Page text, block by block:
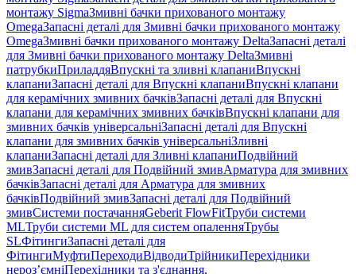
монтажу SigmaЗмивні бачки прихованого монтажу
OmegaЗапасні деталі для Змивні бачки прихованого монтажу
OmegaЗмивні бачки прихованого монтажу DeltaЗапасні деталі
для Змивні бачки прихованого монтажу DeltaЗмивні
патрубкиПриладдяВпускні та зливні клапаниВпускні
клапаниЗапасні деталі для Впускні клапаниВпускні клапани
для керамічних змивних бачківЗапасні деталі для Впускні
клапани для керамічних змивних бачківВпускні клапани для
змивних бачків універсальніЗапасні деталі для Впускні
клапани для змивних бачків універсальніЗливні
клапаниЗапасні деталі для Зливні клапаниПодвійний
змивЗапасні деталі для Подвійний змивАрматура для змивних
бачкiвЗапасні деталі для Арматура для змивних
бачкiвПодвійний змивЗапасні деталі для Подвійний
змивСистеми постачанняGeberit FlowFitТруби системи
MLТруби системи ML для систем опаленняТрубы
SLФітингиЗапасні деталі для
ФітингиМуфтиПереходиВідводиТрійникиПерехідники
нероз’ємніПерехідники та з'єднання,